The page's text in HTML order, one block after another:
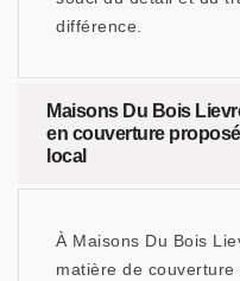
différence.
Maisons Du Bois
en couverture
local
À Maisons Du Bois
matière de